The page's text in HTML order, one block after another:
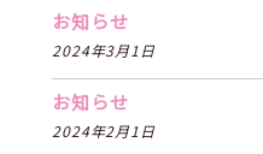
お知らせ
2024年3月1日
お知らせ
2024年2月1日